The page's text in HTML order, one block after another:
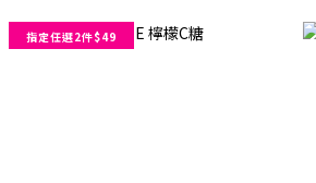
指定任選2件$49